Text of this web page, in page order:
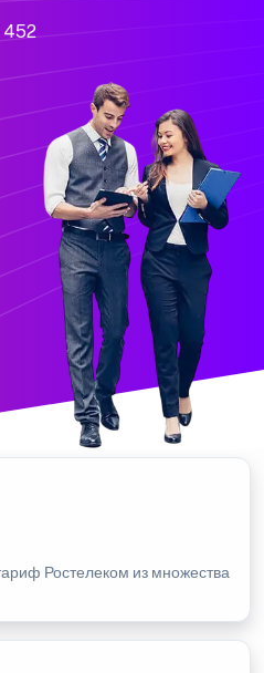
452
Ростелеком из множества